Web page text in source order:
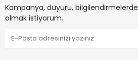
Kampanya, duyuru,
olmak istiyorum.